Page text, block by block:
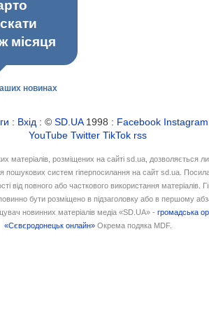
місяця
новинах
: Вхід : ©SD.UA1998 : Facebook Instagram
YouTube Twitter TikTok rss
матеріалів, розміщених на сайті sd.ua, дозволяється
пошукових систем гіперпосилання на сайт sd.ua.
від повного або часткового використання матеріалів.
бути розміщено в підзаголовку або в першому
новинних матеріалів медіа «SD.UA» -громадська
«Сєвєродонецьк онлайн» Окрема подяка MDF.